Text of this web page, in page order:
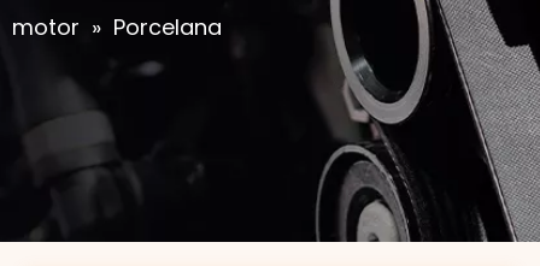
motor » Porcelana